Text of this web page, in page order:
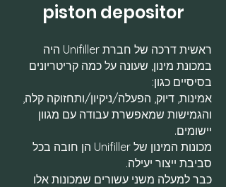
piston depositor
ראשית דרכה של חברת Unifiller היה
במכונת מינון, שעונה על כמה קריטריונים
בסיסיים כגון:
אמינות, דיוק, הפעלה/ניקיון/ותחזוקה קלה,
והגמישות שמאפשרת עבודה עם מגוון
יישומים.
מכונות המינון של Unifiller הן חובה בכל
סביבת ייצור יעילה.
כבר למעלה משני עשורים שמכונות אלו